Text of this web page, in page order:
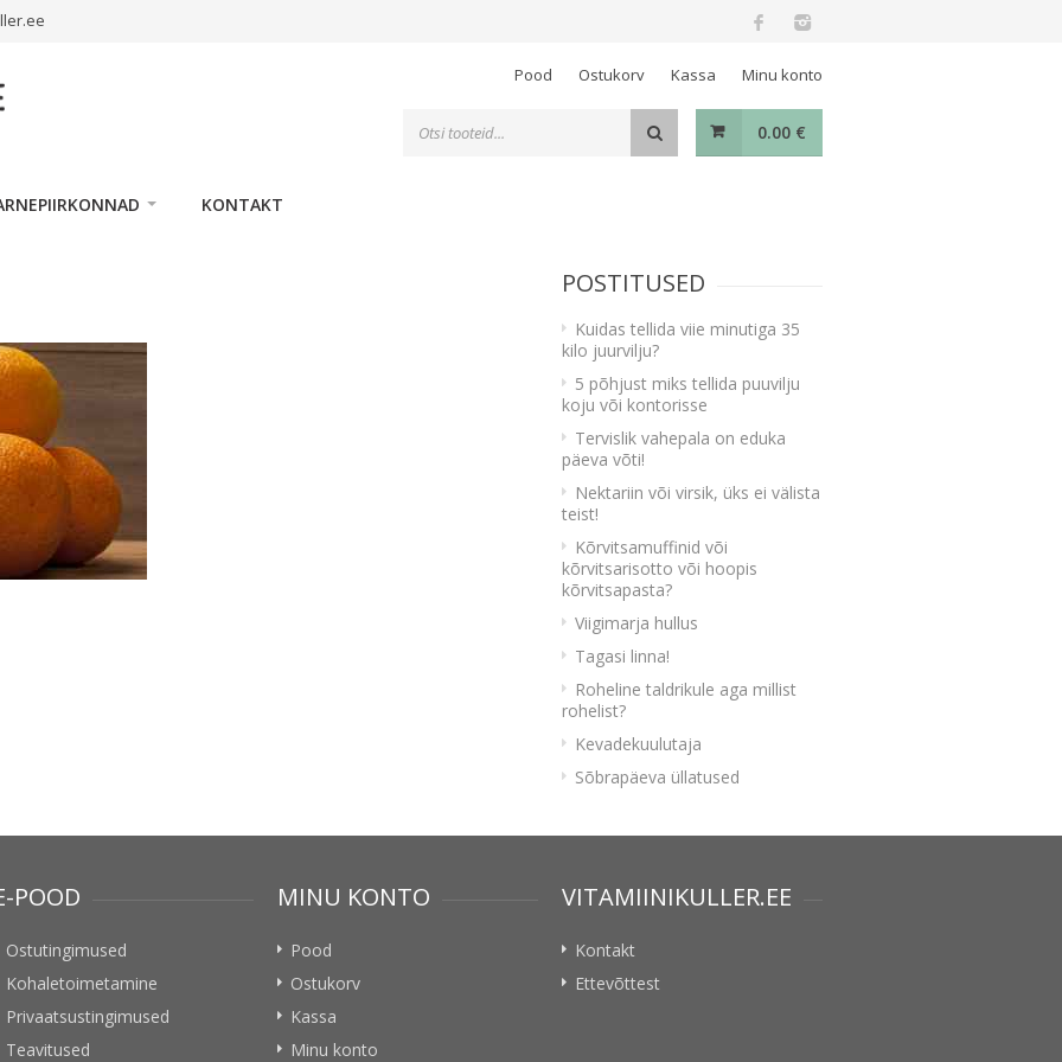
Pood Ostukorv Kassa Minu konto
0.00 €
KONTAKT
POSTITUSED
Kuidas tellida viie minutiga 35
kilo juurvilju?
5 põhjust miks tellida puuvilju
koju või kontorisse
Tervislik vahepala on eduka
päeva võti!
Nektariin või virsik, üks ei välista
teist!
Kõrvitsamuffinid või
kõrvitsarisotto või hoopis
kõrvitsapasta?
Viigimarja hullus
Tagasi linna!
Roheline taldrikule aga millist
rohelist?
Kevadekuulutaja
Sõbrapäeva üllatused
POOD
Ostutingimused
Kohaletoimetamine
Privaatsustingimused
Teavitused
MINU KONTO
Pood
Ostukorv
Kassa
Minu konto
VITAMIINIKULLER.EE
Kontakt
Ettevõttest